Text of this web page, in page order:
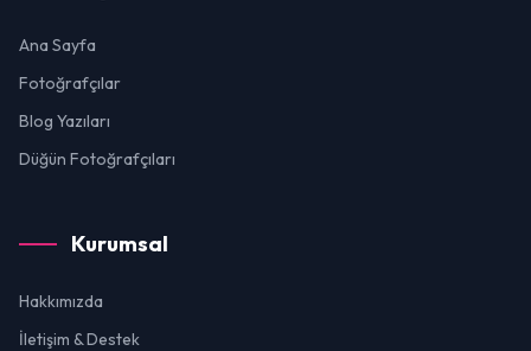
Ana Sayfa
Fotoğrafçılar
Blog Yazıları
Düğün Fotoğrafçıları
Kurumsal
Hakkımızda
İletişim & Destek